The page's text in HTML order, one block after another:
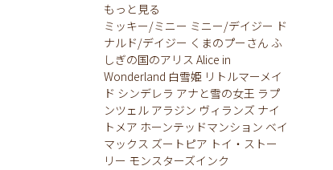
もっと見る
ミッキー/ミニー ミニー/デイジー ド
ナルド/デイジー くまのプーさん ふ
しぎの国のアリス Alice in
Wonderland 白雪姫 リトルマーメイ
ド シンデレラ アナと雪の女王 ラプ
ンツェル アラジン ヴィランズ ナイ
トメア ホーンテッドマンション ベイ
マックス ズートピア トイ・ストー
リー モンスターズインク